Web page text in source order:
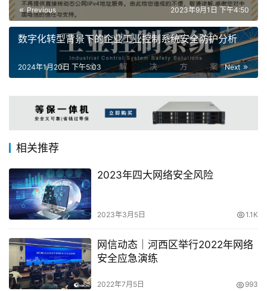
Previous 2023年9月1日 下午4:50
数字化转型背景下的企业工业控制系统安全防护分析
Next
2024年1月20日 下午5:03
相关推荐
2023年四大网络安全风险
2023年3月5日 1.1K
网信动态｜河西区举行2022年网络
安全应急演练
2022年7月5日 993